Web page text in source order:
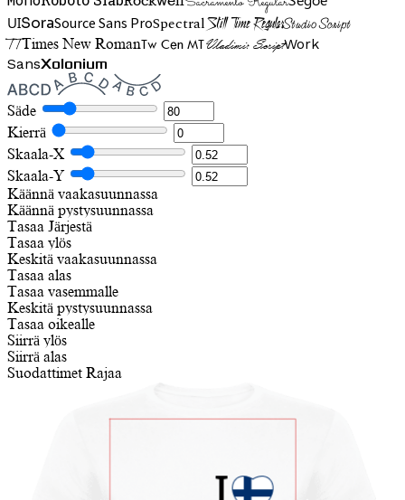
UISoraSource Sans ProSpectralStill Time RegularStudio Script
TTTimes New RomanTw Cen MTVladimir ScriptWork
SansXolonium
Säde
Kierrä
Skaala-X
Skaala-Y
Käännä vaakasuunnassa
Käännä pystysuunnassa
Tasaa Järjestä
Tasaa ylös
Keskitä vaakasuunnassa
Tasaa alas
Tasaa vasemmalle
Keskitä pystysuunnassa
Tasaa oikealle
Siirrä ylös
Siirrä alas
Suodattimet Rajaa